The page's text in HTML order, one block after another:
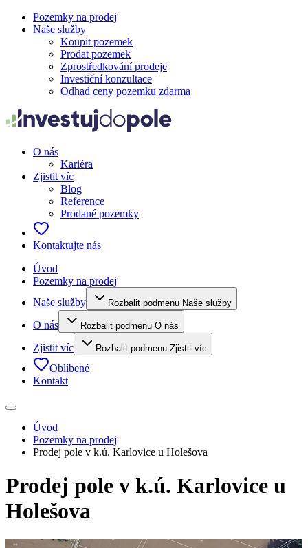
Pozemky na prodej
Naše služby
Koupit pozemek
Prodat pozemek
Zprostředkování prodeje
Investiční konzultace
Odhad ceny pozemku zdarma
O nás
Kariéra
Zjistit víc
Blog
Reference
Prodané pozemky
Kontaktujte nás
Úvod
Pozemky na prodej
Naše služby
Rozbalit podmenu Naše služby
O nás Rozbalit podmenu O nás
Zjistit víc Rozbalit podmenu Zjistit víc
Oblíbené
Kontakt
Úvod
Pozemky na prodej
Prodej pole v k.ú. Karlovice u Holešova
Prodej pole v k.ú. Karlovice u
Holešova